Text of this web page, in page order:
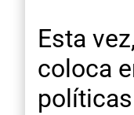
Esta
coloca